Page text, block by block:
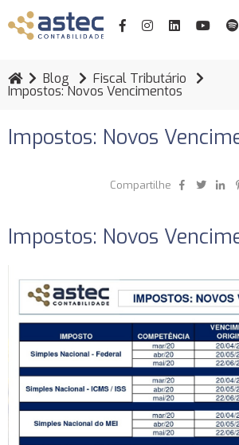
Blog Fiscal Tributário
Impostos: Novos Vencimentos
Impostos: Novos
Compartilhe
Impostos: Novos